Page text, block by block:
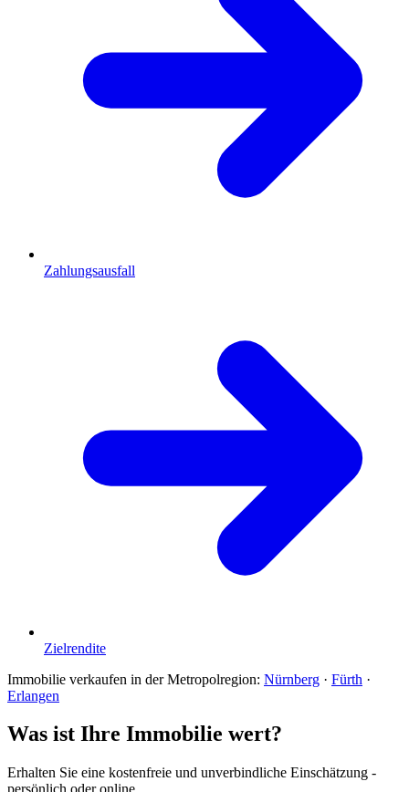
Zahlungsausfall
Zielrendite
Immobilie verkaufen in der Metropolregion: Nürnberg · Fürth ·
Erlangen
Was ist Ihre Immobilie wert?
Erhalten Sie eine kostenfreie und unverbindliche Einschätzung -